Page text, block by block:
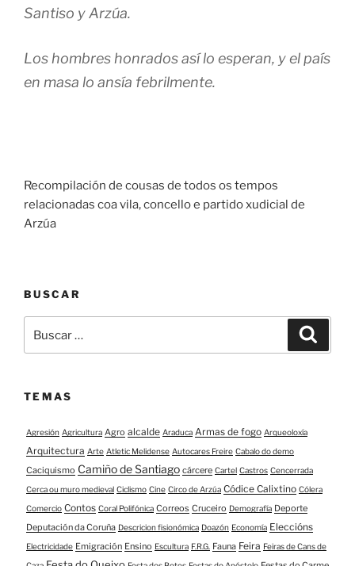
Santiso y Arzúa.
Los hombres honrados así lo esperan, y el país
en masa lo ansía febrilmente.
Recompilación de cousas de todos os tempos
relacionadas coa vila, concello e partido xudicial de
Arzúa
BUSCAR
TEMAS
Agresión Agricultura Agro alcalde Araduca Armas de fogo Arqueoloxía
Arquitectura Arte Atletic Melidense Autocares Freire Cabalo do demo
Caciquismo Camiño de Santiago cárcere Cartel Castros Cencerrada
Cerca ou muro medieval Ciclismo Cine Circo de Arzúa Códice Calixtino Cólera
Comercio Contos Coral Polifónica Correos Cruceiro Demografía Deporte
Deputación da Coruña Descricion fisionómica Doazón Economía Eleccións
Electricidade Emigración Ensino Escultura F.R.G. Fauna Feira Feiras de Cans de